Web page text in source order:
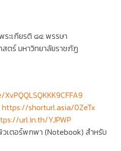
ระเกียรติ ๘๔ พรรษา
ตร์ มหาวิทยาลัยราชภัฏ
https://shorturl.asia/0ZeTx
url.in.th/YJPWP
เตอร์พกพา (Notebook) สำหรับ